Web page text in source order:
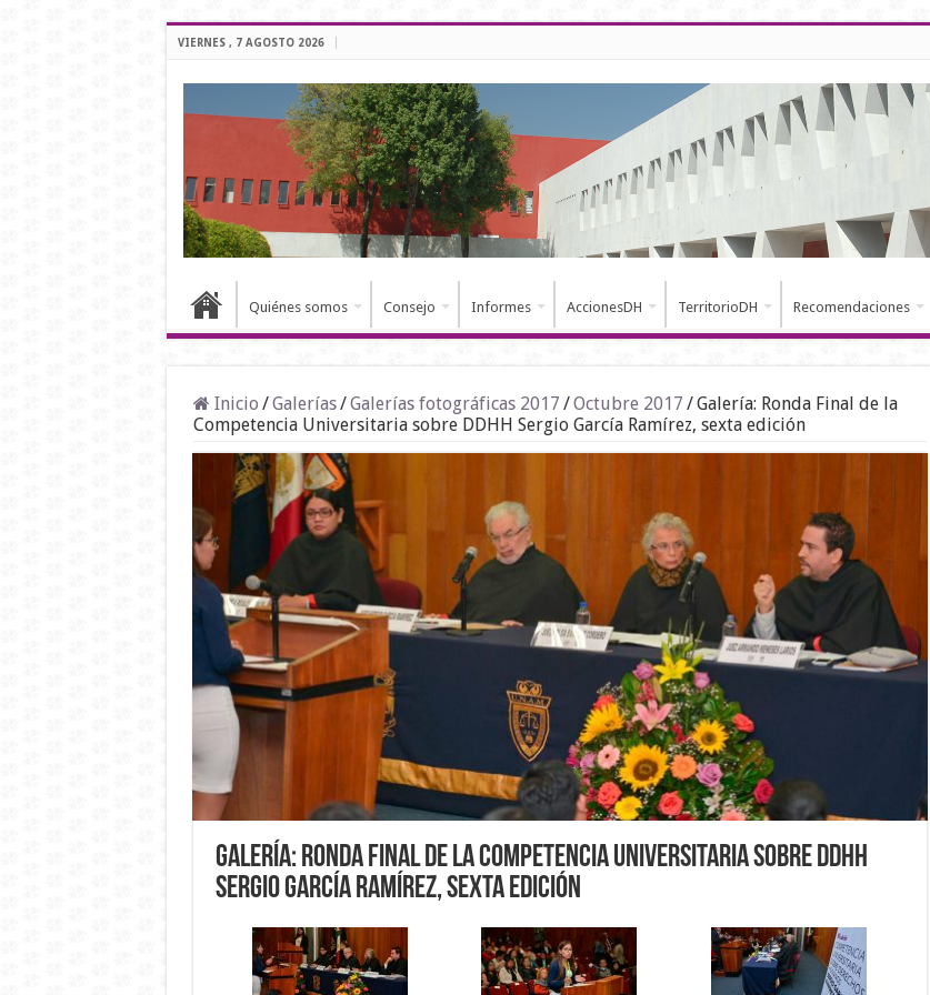
VIERNES , 7 AGOSTO 2026
Quiénes somos Consejo Informes AccionesDH TerritorioDH Recomendaciones
Inicio /Galerías/Galerías fotográficas 2017 /Octubre 2017 /Galería: Ronda Final de la
Competencia Universitaria sobre DDHH Sergio García Ramírez, sexta edición
Galería: Ronda Final de la Competencia Universitaria sobre DDHH
Sergio García Ramírez, sexta edición